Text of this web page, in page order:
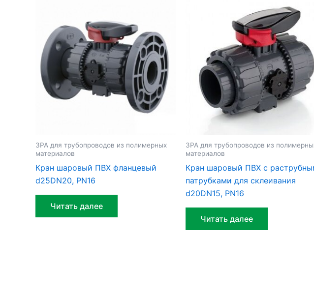
ЗРА для трубопроводов из полимерных
материалов
Кран шаровый ПВХ фланцевый
d25DN20, PN16
Читать далее
ЗРА для трубопроводов из
материалов
Кран шаровый ПВХ c
патрубками для склеивания
d20DN15, PN16
Читать далее